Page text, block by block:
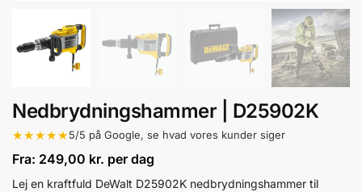
Nedbrydningshammer | D25902K
★★★★★5/5 på Google, se hvad vores kunder siger
Fra: 249,00 kr. per dag
Lej en kraftfuld DeWalt D25902K nedbrydningshammer til